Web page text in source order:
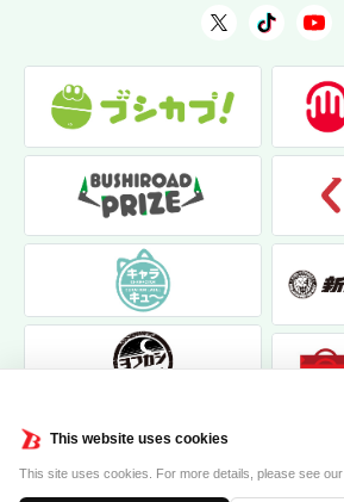
This website uses cookies
This site uses cookies. For more details, please see our